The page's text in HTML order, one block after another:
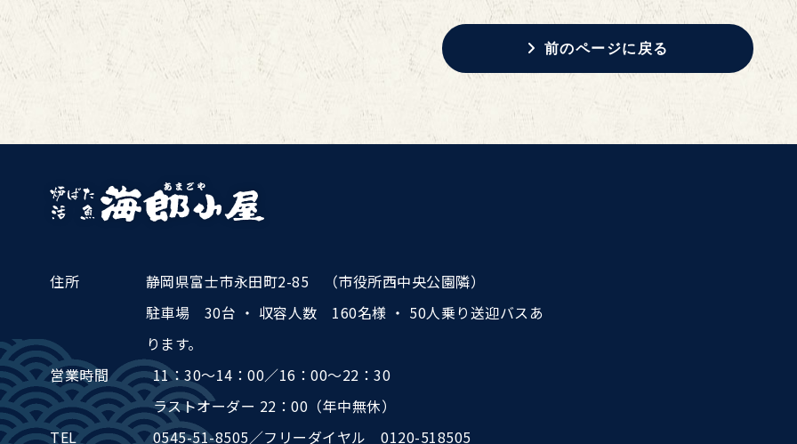
前のページに戻る
住所 静岡県富士市永田町2-85
（市役所西中央公園隣）
駐車場 30台 ・ 収容人数 160名様 ・ 50人乗り送迎バスあ
ります。
営業時間
11：30～14：00／16：00～22：30
ラストオーダー 22：00 （年中無休）
TEL
0545-51-8505／フリーダイヤル0120-518505